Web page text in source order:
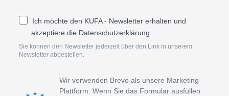
Ich möchte den KUFA - Newsletter erhalten und
akzeptiere die Datenschutzerklärung.
Sie können den Newsletter jederzeit über den Link in unserem
Newsletter abbestellen.
Wir verwenden Brevo als unsere Marketing-
Plattform. Wenn Sie das Formular ausfüllen